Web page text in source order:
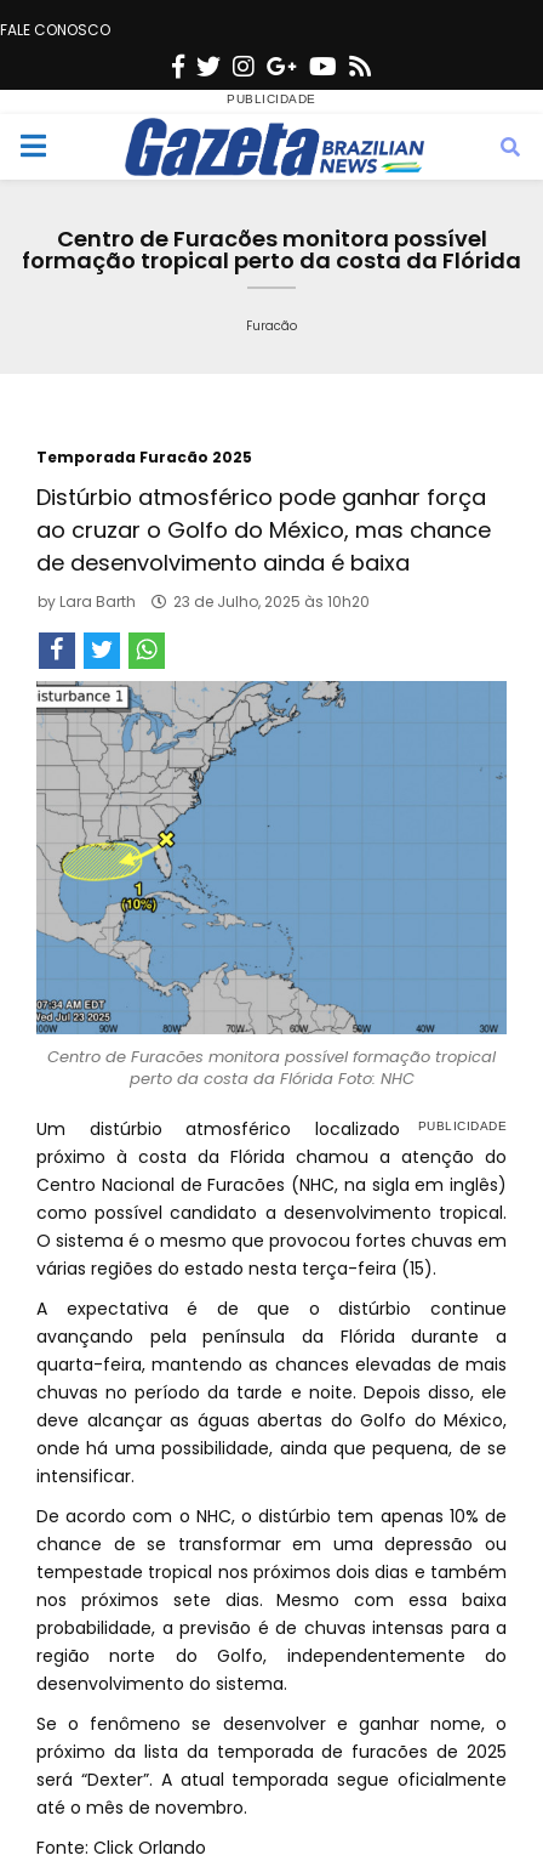
FALE CONOSCO
F
c
e
o
T
w
i
t
e
n
s
t
g
r
a
G
o
o
g
e
Y
u
t
b
s
M
n
Centro de Furacões monitora possível
formação tropical perto da costa da Flórida
Furacão
Temporada Furacão 2025
Distúrbio atmosférico pode ganhar força
ao cruzar o Golfo do México, mas chance
de desenvolvimento ainda é baixa
by Lara Barth 23 de Julho, 2025 às 10h20
Centro de Furacões monitora possível formação tropical
perto da costa da Flórida Foto: NHC
Um distúrbio atmosférico localizado
próximo à costa da Flórida chamou a atenção do
Centro Nacional de Furacões (NHC, na sigla em inglês)
como possível candidato a desenvolvimento tropical.
O sistema é o mesmo que provocou fortes chuvas em
várias regiões do estado nesta terça-feira (15).
A expectativa é de que o distúrbio continue
avançando pela península da Flórida durante a
quarta-feira, mantendo as chances elevadas de mais
chuvas no período da tarde e noite. Depois disso, ele
deve alcançar as águas abertas do Golfo do México,
onde há uma possibilidade, ainda que pequena, de se
intensificar.
De acordo com o NHC, o distúrbio tem apenas 10% de
chance de se transformar em uma depressão ou
tempestade tropical nos próximos dois dias e também
nos próximos sete dias. Mesmo com essa baixa
probabilidade, a previsão é de chuvas intensas para a
região norte do Golfo, independentemente do
desenvolvimento do sistema.
Se o fenômeno se desenvolver e ganhar nome, o
próximo da lista da temporada de furacões de 2025
será “Dexter”. A atual temporada segue oficialmente
até o mês de novembro.
Fonte: Click Orlando